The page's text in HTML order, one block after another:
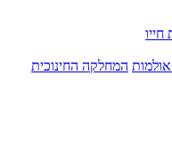
חייו
המחלקה החינוכית